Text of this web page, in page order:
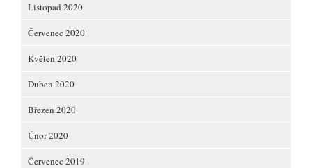
Listopad 2020
Červenec 2020
Květen 2020
Duben 2020
Březen 2020
Únor 2020
Červenec 2019